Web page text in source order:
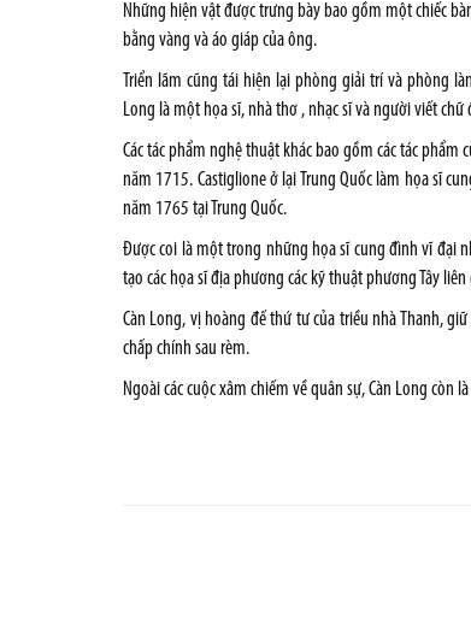
Những hiện vật được trưng bày bao gồm một chiếc
bằng vàng và áo giáp của ông.
Triển lãm cũng tái hiện lại phòng giải trí và phòng
Long là một họa sĩ, nhà thơ , nhạc sĩ và người viết chữ
Các tác phẩm nghệ thuật khác bao gồm các tác phẩm
năm 1715. Castiglione ở lại Trung Quốc làm họa sĩ
năm 1765 tại Trung Quốc.
Được coi là một trong những họa sĩ cung đình vĩ đại
tạo các họa sĩ địa phương các kỹ thuật phương Tây
Càn Long, vị hoàng đế thứ tư của triều nhà Thanh,
chấp chính sau rèm.
Ngoài các cuộc xâm chiếm về quân sự, Càn Long